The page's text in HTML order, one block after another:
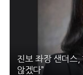
진보 좌장 샌더스,
않겠다”